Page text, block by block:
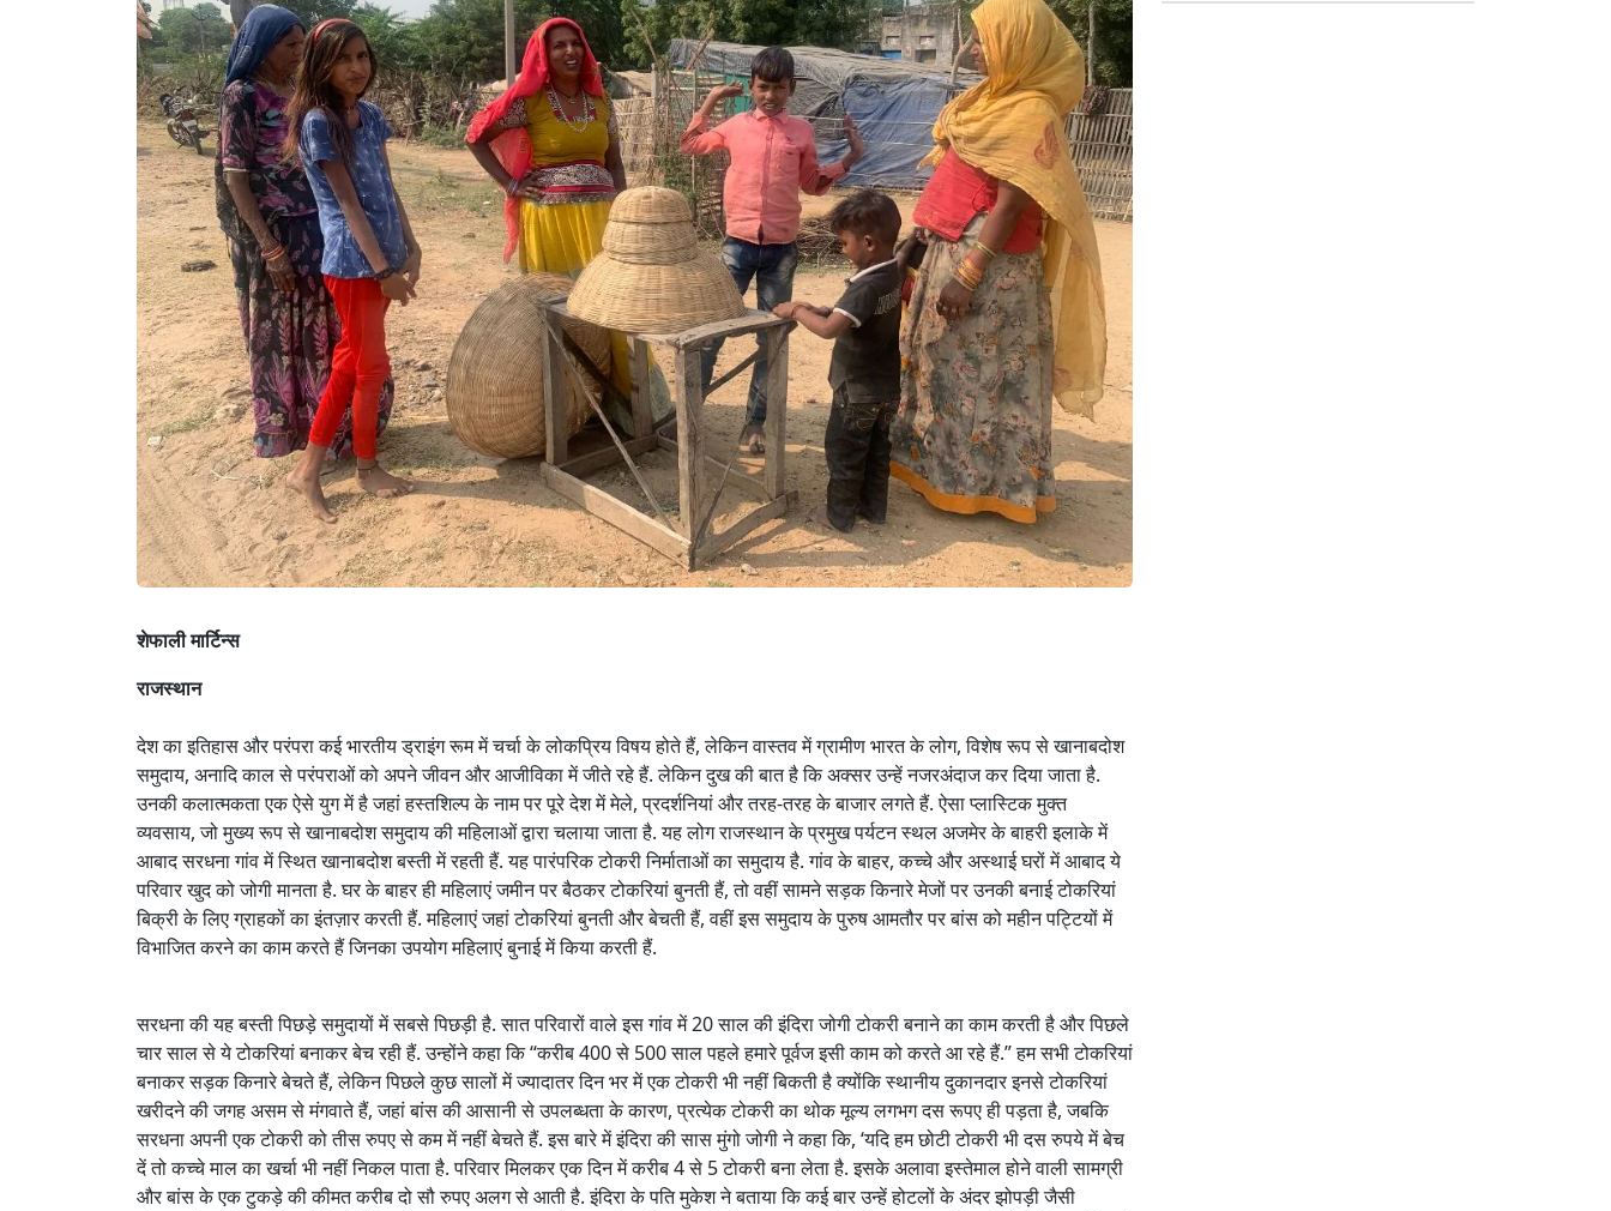
शेफाली मार्टिन्स
राजस्थान
देश का इतिहास और परंपरा कई भारतीय ड्राइंग रूम में चर्चा के लोकप्रिय विषय होते हैं, लेकिन वास्तव में ग्रामीण भारत के लोग, विशेष रूप से खानाबदोश
समुदाय, अनादि काल से परंपराओं को अपने जीवन और आजीविका में जीते रहे हैं. लेकिन दुख की बात है कि अक्सर उन्हें नजरअंदाज कर दिया जाता है.
उनकी कलात्मकता एक ऐसे युग में है जहां हस्तशिल्प के नाम पर पूरे देश में मेले, प्रदर्शनियां और तरह-तरह के बाजार लगते हैं. ऐसा प्लास्टिक मुक्त
व्यवसाय, जो मुख्य रूप से खानाबदोश समुदाय की महिलाओं द्वारा चलाया जाता है. यह लोग राजस्थान के प्रमुख पर्यटन स्थल अजमेर के बाहरी इलाके में
आबाद सरधना गांव में स्थित खानाबदोश बस्ती में रहती हैं. यह पारंपरिक टोकरी निर्माताओं का समुदाय है. गांव के बाहर, कच्चे और अस्थाई घरों में आबाद ये
परिवार खुद को जोगी मानता है. घर के बाहर ही महिलाएं जमीन पर बैठकर टोकरियां बुनती हैं, तो वहीं सामने सड़क किनारे मेजों पर उनकी बनाई टोकरियां
बिक्री के लिए ग्राहकों का इंतज़ार करती हैं. महिलाएं जहां टोकरियां बुनती और बेचती हैं, वहीं इस समुदाय के पुरुष आमतौर पर बांस को महीन पट्टियों में
विभाजित करने का काम करते हैं जिनका उपयोग महिलाएं बुनाई में किया करती हैं.
सरधना की यह बस्ती पिछड़े समुदायों में सबसे पिछड़ी है. सात परिवारों वाले इस गांव में 20 साल की इंदिरा जोगी टोकरी बनाने का काम करती है और पिछले
चार साल से ये टोकरियां बनाकर बेच रही हैं. उन्होंने कहा कि “करीब 400 से 500 साल पहले हमारे पूर्वज इसी काम को करते आ रहे हैं.” हम सभी टोकरियां
बनाकर सड़क किनारे बेचते हैं, लेकिन पिछले कुछ सालों में ज्यादातर दिन भर में एक टोकरी भी नहीं बिकती है क्योंकि स्थानीय दुकानदार इनसे टोकरियां
खरीदने की जगह असम से मंगवाते हैं, जहां बांस की आसानी से उपलब्धता के कारण, प्रत्येक टोकरी का थोक मूल्य लगभग दस रूपए ही पड़ता है, जबकि
सरधना अपनी एक टोकरी को तीस रुपए से कम में नहीं बेचते हैं. इस बारे में इंदिरा की सास मुंगो जोगी ने कहा कि, ‘यदि हम छोटी टोकरी भी दस रुपये में बेच
दें तो कच्चे माल का खर्चा भी नहीं निकल पाता है. परिवार मिलकर एक दिन में करीब 4 से 5 टोकरी बना लेता है. इसके अलावा इस्तेमाल होने वाली सामग्री
और बांस के एक टुकड़े की कीमत करीब दो सौ रुपए अलग से आती है. इंदिरा के पति मुकेश ने बताया कि कई बार उन्हें होटलों के अंदर झोपड़ी जैसी